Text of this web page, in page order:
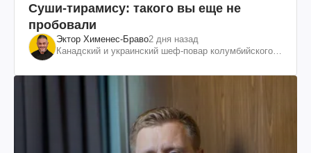
Суши-тирамису: такого вы еще не
пробовали
Эктор Хименес-Браво2 дня назад
Канадский и украинский шеф-повар колумбийского